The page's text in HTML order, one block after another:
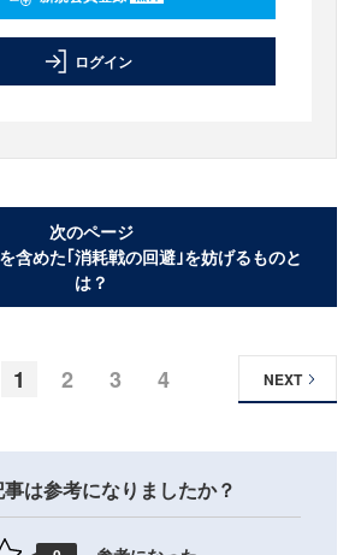
ログイン
次のページ
含めた｢消耗戦の回避｣を妨げるものと
は？
1 2 3 4 NEXT
事は参考になりましたか？